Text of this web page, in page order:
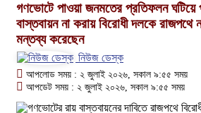
গণভোটে পাওয়া জনমতের প্রতিফলন ঘটিয়ে
বাস্তবায়ন না করায় বিরোধী দলকে রাজপথে
মন্তব্য করেছেন
নিউজ ডেস্ক
আপলোড সময় : ২ জুলাই ২০২৬, সকাল ৯:৫৫ সময়
আপডেট সময় : ২ জুলাই ২০২৬, সকাল ৯:৫৫ সময়